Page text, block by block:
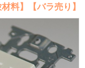
料】【バラ売り】